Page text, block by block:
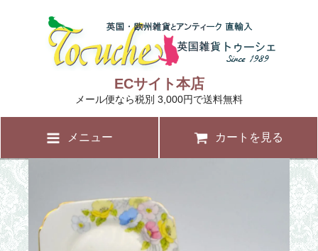
ECサイト本店
メール便なら税別 3,000円で送料無料
メニュー カートを見る